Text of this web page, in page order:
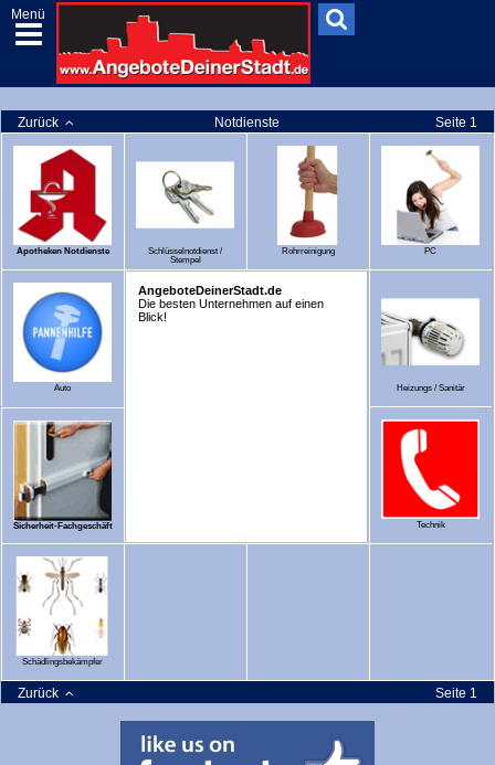
Menü
Zurück Notdienste Seite 1
Apotheken Notdienste
Schlüsselnotdienst /
Stempel
Rohrreinigung PC
Auto
AngeboteDeinerStadt.de
Die besten Unternehmen auf einen
Blick!
Heizungs / Sanitär
Sicherheit-Fachgeschäft Technik
Schädlingsbekämpfer
Zurück Seite 1